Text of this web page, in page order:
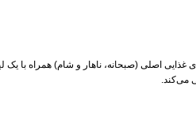
اسلیم کر، توصیه می‌شود روزانه ۳ عدد از این مکمل را حدود ۳۰ تا ۶۰ دقیقه پیش از
می‌کند.